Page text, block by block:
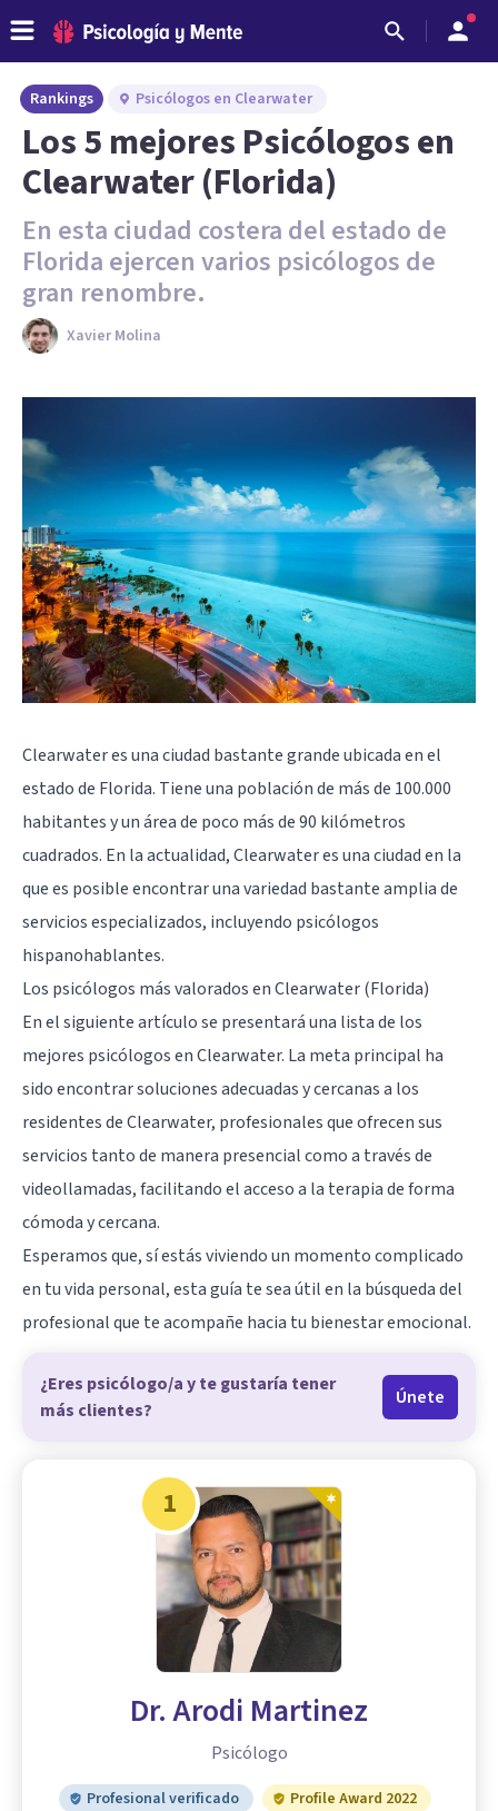
Rankings Psicólogos en Clearwater
Los 5 mejores Psicólogos en
Clearwater (Florida)
En esta ciudad costera del estado de
Florida ejercen varios psicólogos de
gran renombre.
Xavier Molina
Clearwater es una ciudad bastante grande ubicada en el
estado de Florida. Tiene una población de más de 100.000
habitantes y un área de poco más de 90 kilómetros
cuadrados. En la actualidad, Clearwater es una ciudad en la
que es posible encontrar una variedad bastante amplia de
servicios especializados, incluyendo psicólogos
hispanohablantes.
Los psicólogos más valorados en Clearwater (Florida)
En el siguiente artículo se presentará una lista de los
mejores psicólogos en Clearwater. La meta principal ha
sido encontrar soluciones adecuadas y cercanas a los
residentes de Clearwater, profesionales que ofrecen sus
servicios tanto de manera presencial como a través de
videollamadas, facilitando el acceso a la terapia de forma
cómoda y cercana.
Esperamos que, sí estás viviendo un momento complicado
en tu vida personal, esta guía te sea útil en la búsqueda del
profesional que te acompañe hacia tu bienestar emocional.
¿Eres psicólogo/a y te gustaría tener
más clientes?
Únete
1
Dr. Arodi Martinez
Psicólogo
Profesional verificado
Profile Award 2022